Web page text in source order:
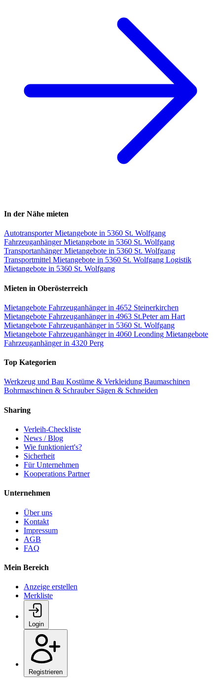
In der Nähe mieten
Autotransporter Mietangebote in 5360 St. Wolfgang
Fahrzeuganhänger Mietangebote in 5360 St. Wolfgang
Transportanhänger Mietangebote in 5360 St. Wolfgang
Transportmittel Mietangebote in 5360 St. Wolfgang Logistik
Mietangebote in 5360 St. Wolfgang
Mieten in Oberösterreich
Mietangebote Fahrzeuganhänger in 4652 Steinerkirchen
Mietangebote Fahrzeuganhänger in 4963 St.Peter am Hart
Mietangebote Fahrzeuganhänger in 5360 St. Wolfgang
Mietangebote Fahrzeuganhänger in 4060 Leonding Mietangebote
Fahrzeuganhänger in 4320 Perg
Top Kategorien
Werkzeug und Bau Kostüme & Verkleidung Baumaschinen
Bohrmaschinen & Schrauber Sägen & Schneiden
Sharing
Verleih-Checkliste
News / Blog
Wie funktioniert's?
Sicherheit
Für Unternehmen
Kooperations Partner
Unternehmen
Über uns
Kontakt
Impressum
AGB
FAQ
Mein Bereich
Anzeige erstellen
Merkliste
Login
Registrieren